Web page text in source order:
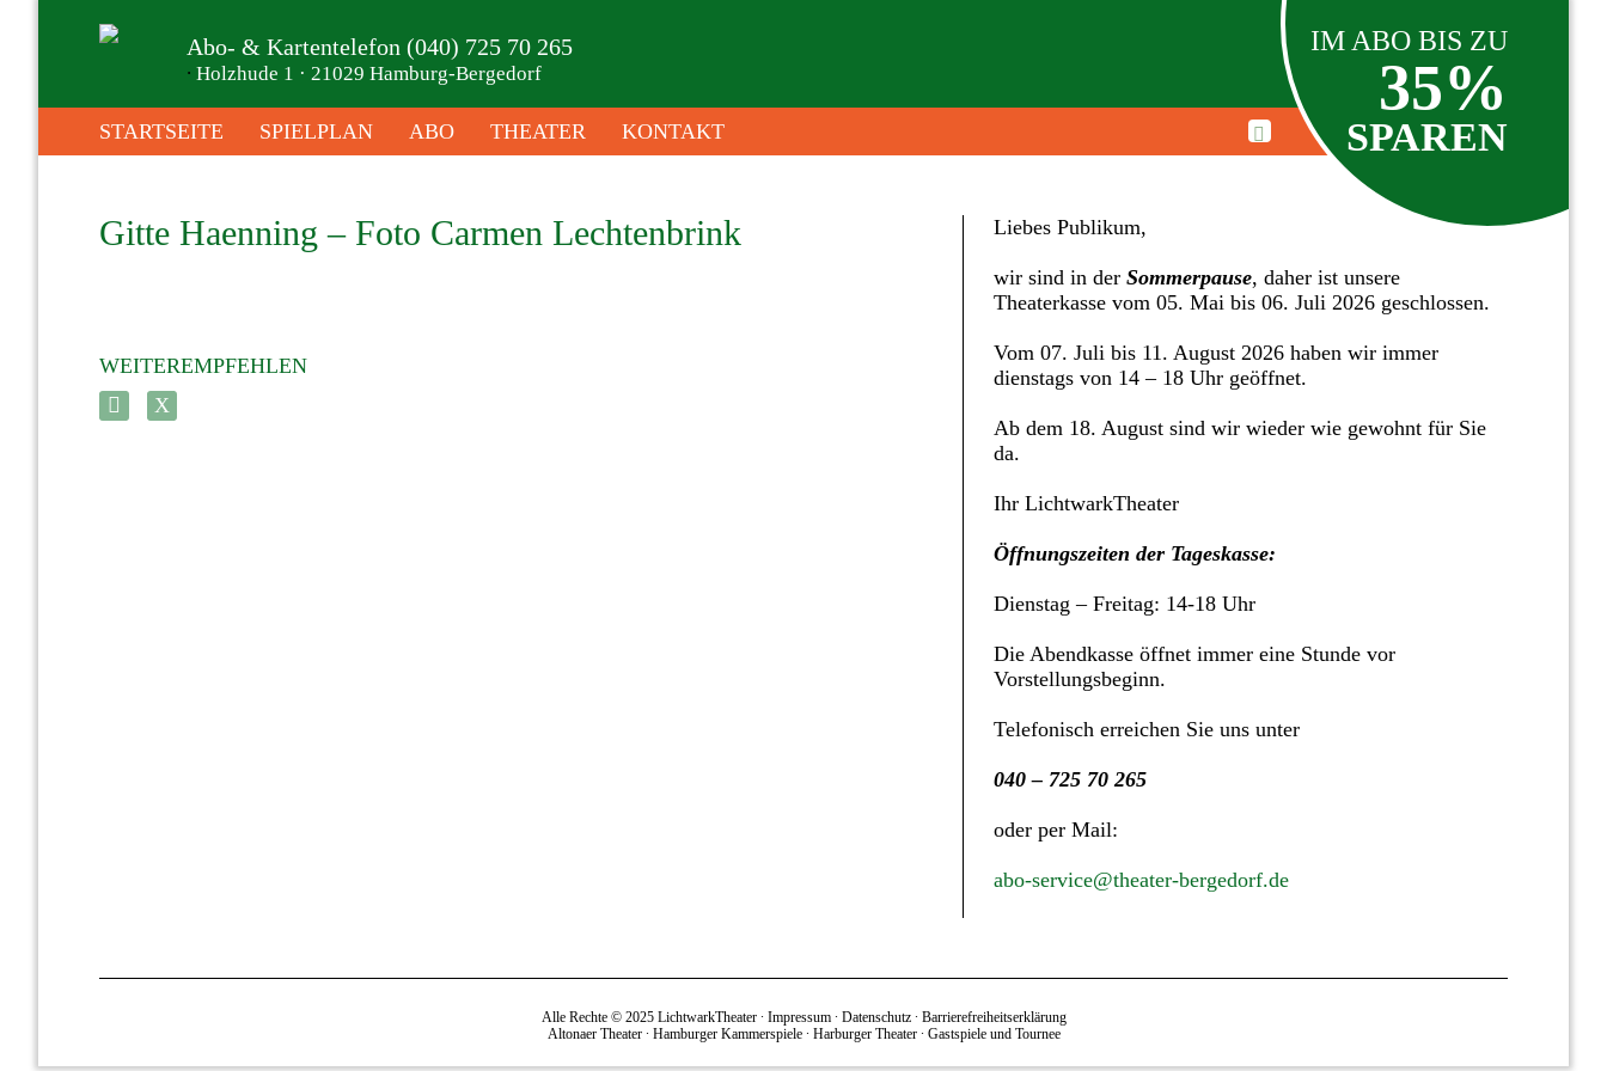
Abo- & Kartentelefon (040) 725 70 265
∙Holzhude 1 · 21029 Hamburg-Bergedorf
IM ABO BIS ZU
35%
SPAREN
STARTSEITE SPIELPLAN ABO THEATER KONTAKT
Gitte Haenning – Foto Carmen Lechtenbrink
WEITEREMPFEHLEN
Liebes Publikum,
wir sind in derSommerpause, daher ist unsere
Theaterkasse vom 05. Mai bis 06. Juli 2026 geschlossen.
Vom 07. Juli bis 11. August 2026 haben wir immer
dienstags von 14 – 18 Uhr geöffnet.
Ab dem 18. August sind wir wieder wie gewohnt für Sie
da.
Ihr LichtwarkTheater
Öffnungszeiten der Tageskasse:
Dienstag – Freitag: 14-18 Uhr
Die Abendkasse öffnet immer eine Stunde vor
Vorstellungsbeginn.
Telefonisch erreichen Sie uns unter
040 – 725 70 265
oder per Mail:
abo-service@theater-bergedorf.de
Alle Rechte © 2025 LichtwarkTheater ∙ Impressum∙ Datenschutz∙ Barrierefreiheitserklärung
Altonaer Theater∙ Hamburger Kammerspiele∙ Harburger Theater∙ Gastspiele und Tournee